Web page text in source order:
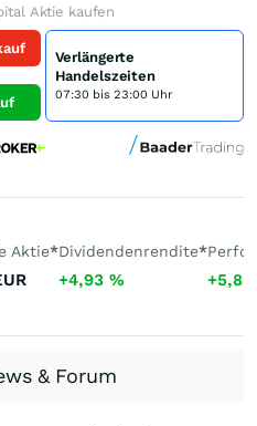
Aktie kaufen
Verlängerte
Handelszeiten
07:30 bis 23:00 Uhr
Aktie*Dividendenrendite*
+4,93 % +5,81
& Forum